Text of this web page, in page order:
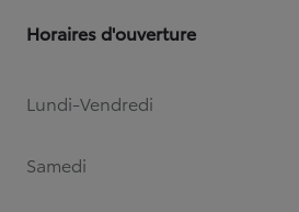
Horaires d'ouverture
Lundi-Vendredi
Samedi